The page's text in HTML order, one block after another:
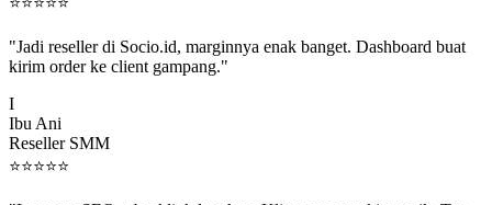
kirim order ke client gampang."
Ibu Ani
Reseller SMM
⭐⭐⭐⭐⭐